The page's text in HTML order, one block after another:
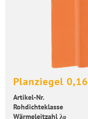
Plan­zie­gel 0,16
Artikel-​Nr.
Roh­dich­te­klas­se
Wär­me­leit­zahl λ